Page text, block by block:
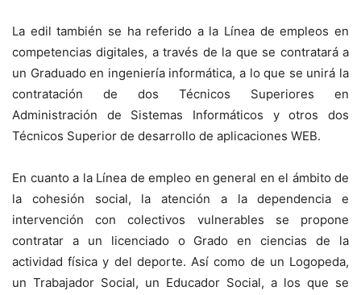
La edil también se ha referido a la Línea de empleos en
competencias digitales, a través de la que se contratará a
un Graduado en ingeniería informática, a lo que se unirá la
contratación de dos Técnicos Superiores en
Administración de Sistemas Informáticos y otros dos
Técnicos Superior de desarrollo de aplicaciones WEB.
En cuanto a la Línea de empleo en general en el ámbito de
la cohesión social, la atención a la dependencia e
intervención con colectivos vulnerables se propone
contratar a un licenciado o Grado en ciencias de la
actividad física y del deporte. Así como de un Logopeda,
un Trabajador Social, un Educador Social, a los que se